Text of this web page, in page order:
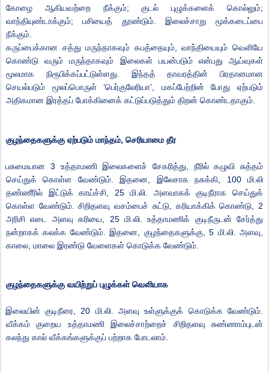
கோழை
ஆகியவற்றை நீக்கும்;குடல் புழுக்களைக் கொல்லும்;
வாந்தியுண்டாக்கும்;பசியைத் தூண்டும். இலைச்சாறு
மூக்கடைப்பை
நீக்கும்
கருப்பைக்கான சத்து மருந்தாகவும் கபத்தையும்,வாந்தியையும் வெளியே
கொண்டு
வரும் மருந்தாகவும் இலைகள் பயன்படும் என்பது
ஆய்வுகள்
மூலமாக
நிரூபிக்கப்பட்டுள்ளது இந்தத் தாவரத்தின்
பிரதானமான
செயல்படும்
மூலப்பொருள்‘பெர்குலேரியா’, மகப்பேற்றின் போது
ஏற்படும்
அதிகமான இரத்தப் போக்கினைக் கட்டுப்படுத்தும் திறன் கொண்டதாகும்
குழந்தைகளுக்கு ஏற்படும் மாந்தம், செரியாமை தீர
பசுமையான 3 உத்தாமணி இலைகளைச் சேகரித்து நீரில் கழுவி
சுத்தம்
செய்துக்
கொள்ள வேண்டும்.இதனை இலேசாக நசுக்கி , 100மி .லி
தண்ணீரில்
இட்டுக் காய்ச்சி , 25மி .லி அளவாகக் குடிநீராக
செய்துக்
கொள்ள வேண்டும்.சிறிதளவு வசம்பைச் சுட்டு கரியாக்கிக் கொண்டு , 2
அரிசி எடை அளவு கரியை , 25 மி லி .உத்தாமணிக் குடிநீருடன் சேர்த்து
நன்றாகக் கலக்க வேண்டும்.இதனை குழந்தைகளுக்கு, 5 மி லி .அளவு
காலை மாலை இரண்டு வேளைகள் கொடுக்க வேண்டும்
குழந்தைகளுக்கு வயிற்றுப் புழுக்கள் வெளியாக
இலையின் குடிநீரை , 20 மி லி .அளவு உள்ளுக்குக் கொடுக்க வேண்டும்
வீக்கம்
குறைய உத்தாமணி இலைச்சாற்றைச் சிறிதளவு
சுண்ணாம்புடன்
கலந்து கால் வீக்கங்களுக்குப் பற்றாக போடலாம்